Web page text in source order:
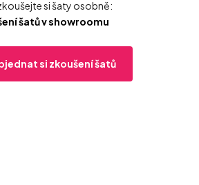
si šaty osobně:
šatů v showroomu
si zkoušení šatů